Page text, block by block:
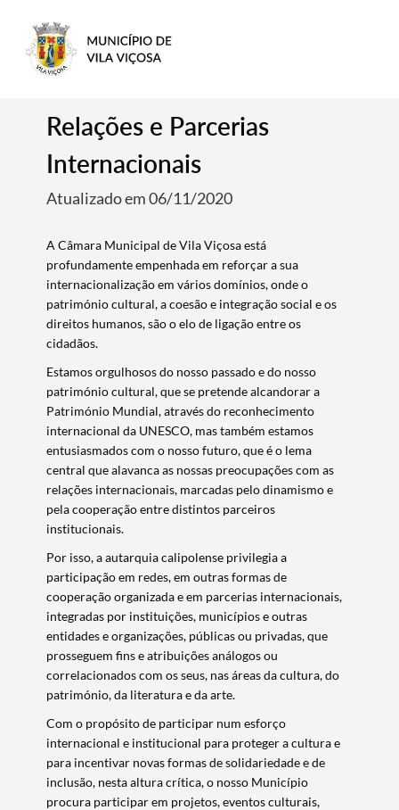
Relações e Parcerias
Internacionais
Atualizado em 06/11/2020
A Câmara Municipal de Vila Viçosa está
profundamente empenhada em reforçar a sua
internacionalização em vários domínios, onde o
património cultural, a coesão e integração social e os
direitos humanos, são o elo de ligação entre os
cidadãos.
Estamos orgulhosos do nosso passado e do nosso
património cultural, que se pretende alcandorar a
Património Mundial, através do reconhecimento
internacional da UNESCO, mas também estamos
entusiasmados com o nosso futuro, que é o lema
central que alavanca as nossas preocupações com as
relações internacionais, marcadas pelo dinamismo e
pela cooperação entre distintos parceiros
institucionais.
Por isso, a autarquia calipolense privilegia a
participação em redes, em outras formas de
cooperação organizada e em parcerias internacionais,
integradas por instituições, municípios e outras
entidades e organizações, públicas ou privadas, que
prosseguem fins e atribuições análogos ou
correlacionados com os seus, nas áreas da cultura, do
património, da literatura e da arte.
Com o propósito de participar num esforço
internacional e institucional para proteger a cultura e
para incentivar novas formas de solidariedade e de
inclusão, nesta altura crítica, o nosso Município
procura participar em projetos, eventos culturais,